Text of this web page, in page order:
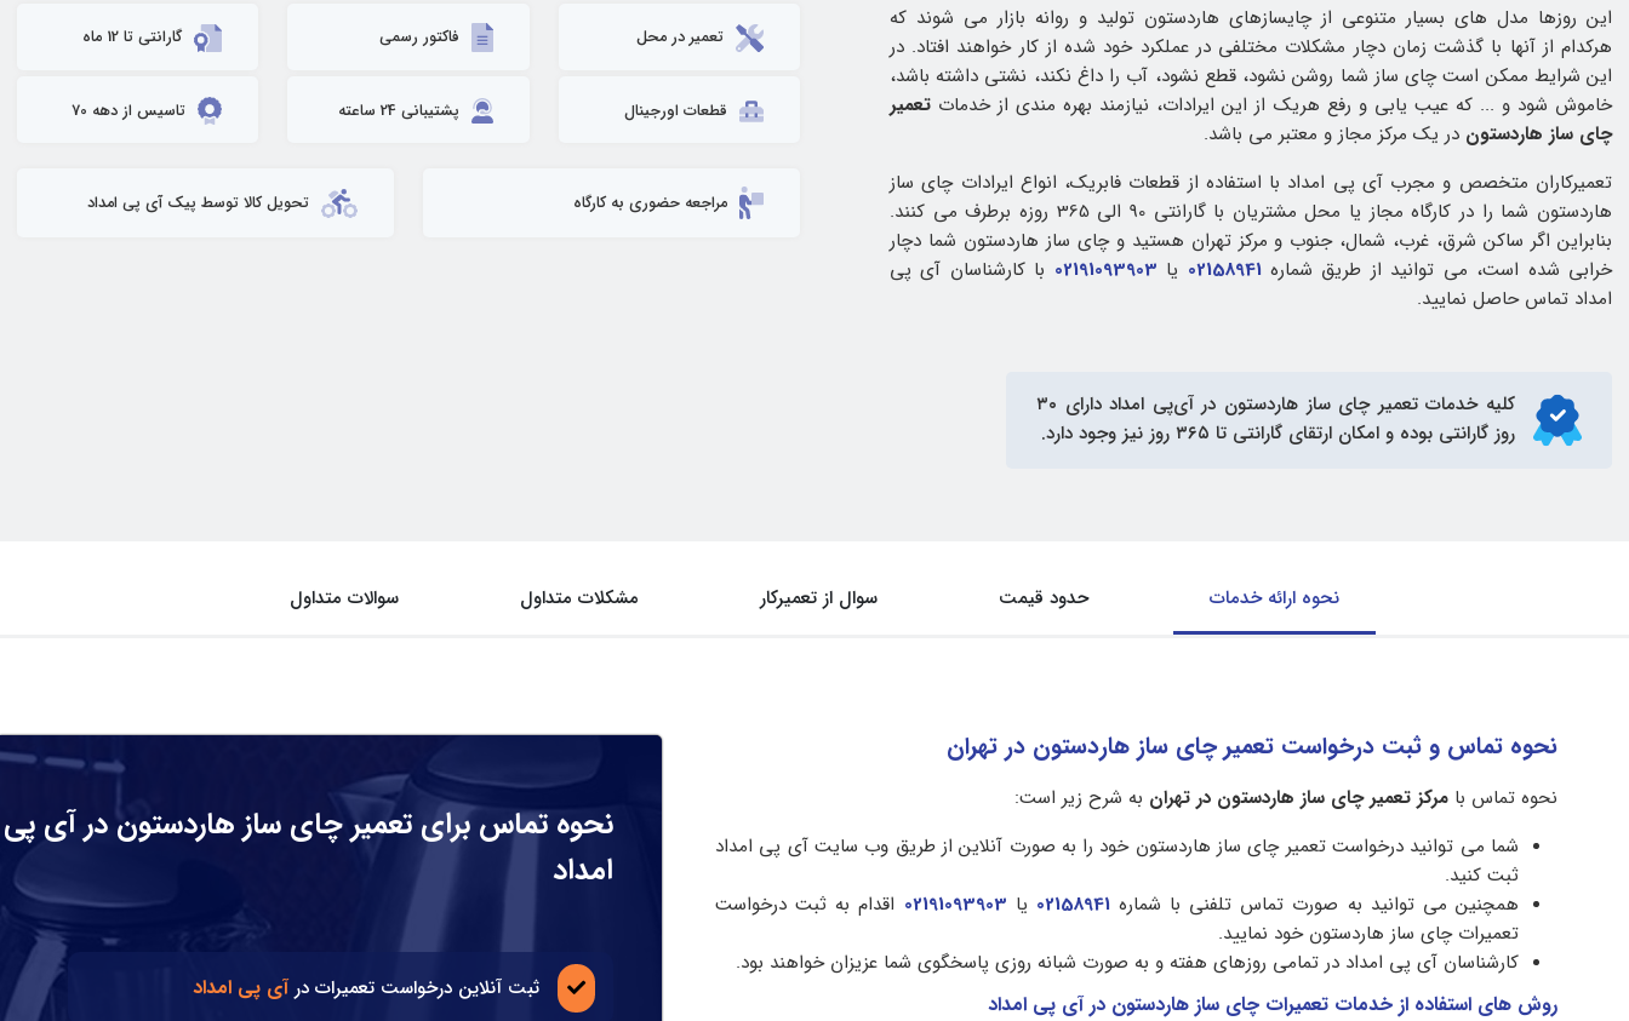
این روزها مدل های بسیار متنوعی از چایسازهای هاردستون تولید و روانه بازار می شوند که
هرکدام از آنها با گذشت زمان دچار مشکلات مختلفی در عملکرد خود شده از کار خواهند افتاد. در
این شرایط ممکن است چای ساز شما روشن نشود، قطع نشود، آب را داغ نکند، نشتی داشته باشد،
خاموش شود و ... که عیب یابی و رفع هریک از این ایرادات، نیازمند بهره مندی از خدمات تعمیر
چای ساز هاردستون در یک مرکز مجاز و معتبر می باشد.
تعمیرکاران متخصص و مجرب آی پی امداد با استفاده از قطعات فابریک، انواع ایرادات چای ساز
هاردستون شما را در کارگاه مجاز یا محل مشتریان با گارانتی 90 الی 365 روزه برطرف می کنند.
بنابراین اگر ساکن شرق، غرب، شمال، جنوب و مرکز تهران هستید و چای ساز هاردستون شما دچار
خرابی شده است، می توانید از طریق شماره 02158941 یا 02191093903 با کارشناسان آی پی
امداد تماس حاصل نمایید.
کلیه خدماتتعمیر چای ساز هاردستون
در آی‌پی امداد دارای ۳۰
روز گارانتی بوده و امکان ارتقای گارانتی تا ۳۶۵ روز نیز وجود دارد.
تعمیر در محل فاکتور رسمی گارانتی تا 12 ماه
قطعات اورجینال پشتیبانی 24 ساعته تاسیس از دهه 70
مراجعه حضوری به کارگاه تحویل کالا توسط پیک آی پی امداد
نحوه ارائه خدمات حدود قیمت سوال از تعمیرکار مشکلات متداول سوالات متداول
نحوه تماس و ثبت درخواست تعمیر چای ساز هاردستون در تهران
نحوه تماس با مرکز تعمیر چای ساز هاردستون در تهران به شرح زیر است:
شما می توانید درخواست تعمیر چای ساز هاردستون خود را به صورت آنلاین از طریق وب سایت آی پی امداد
ثبت کنید.
همچنین می توانید به صورت تماس تلفنی با شماره 02158941 یا 02191093903 اقدام به ثبت درخواست
تعمیرات چای ساز هاردستون خود نمایید.
کارشناسان آی پی امداد در تمامی روزهای هفته و به صورت شبانه روزی پاسخگوی شما عزیزان خواهند بود.
روش های استفاده از خدمات تعمیرات چای ساز هاردستون در آی پی امداد
نحوه تماس برای تعمیر چای ساز هاردستون در آی پی
امداد
ثبت آنلاین درخواست تعمیرات درآی پی امداد